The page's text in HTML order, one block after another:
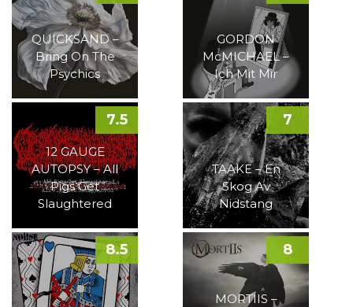
QUICKSAND –
Bring On The
Psychics
GORDON
McMICHAEL –
Ich Mit Mir
12 GAUGE
AUTOPSY – All
Pigs Get
Slaughtered
7.5
TAAKE – En
Skog Av
Nidstang
7
8.5
MORTIIS –
8